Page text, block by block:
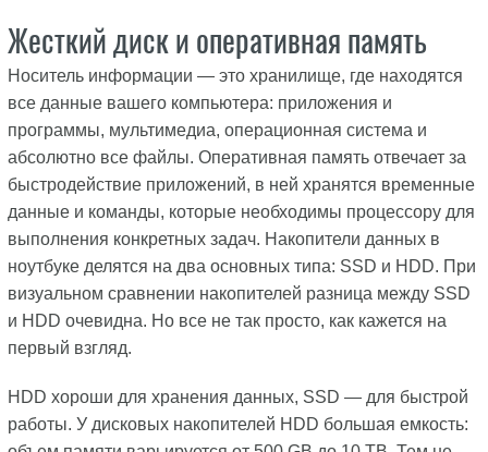
Жесткий диск и оперативная память
Носитель информации — это хранилище, где находятся
все данные вашего компьютера: приложения и
программы, мультимедиа, операционная система и
абсолютно все файлы. Оперативная память отвечает за
быстродействие приложений, в ней хранятся временные
данные и команды, которые необходимы процессору для
выполнения конкретных задач. Накопители данных в
ноутбуке делятся на два основных типа: SSD и HDD. При
визуальном сравнении накопителей разница между SSD
и HDD очевидна. Но все не так просто, как кажется на
первый взгляд.
HDD хороши для хранения данных, SSD — для быстрой
работы. У дисковых накопителей HDD большая емкость: